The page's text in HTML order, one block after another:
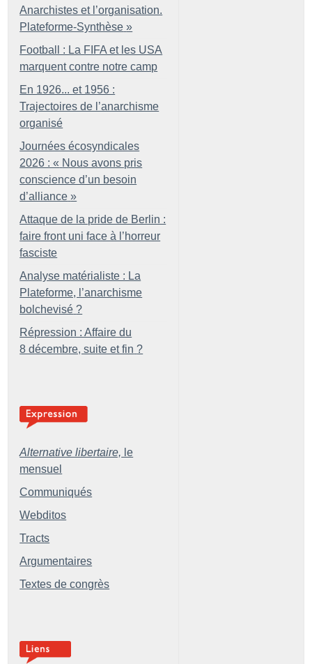
Anarchistes et l’organisation.
Plateforme-Synthèse »
Football : La FIFA et les USA
marquent contre notre camp
En 1926... et 1956 :
Trajectoires de l’anarchisme
organisé
Journées écosyndicales
2026 : « Nous avons pris
conscience d’un besoin
d’alliance »
Attaque de la pride de Berlin :
faire front uni face à l’horreur
fasciste
Analyse matérialiste : La
Plateforme, l’anarchisme
bolchevisé ?
Répression : Affaire du
8 décembre, suite et fin ?
Alternative libertaire, le
mensuel
Communiqués
Webditos
Tracts
Argumentaires
Textes de congrès